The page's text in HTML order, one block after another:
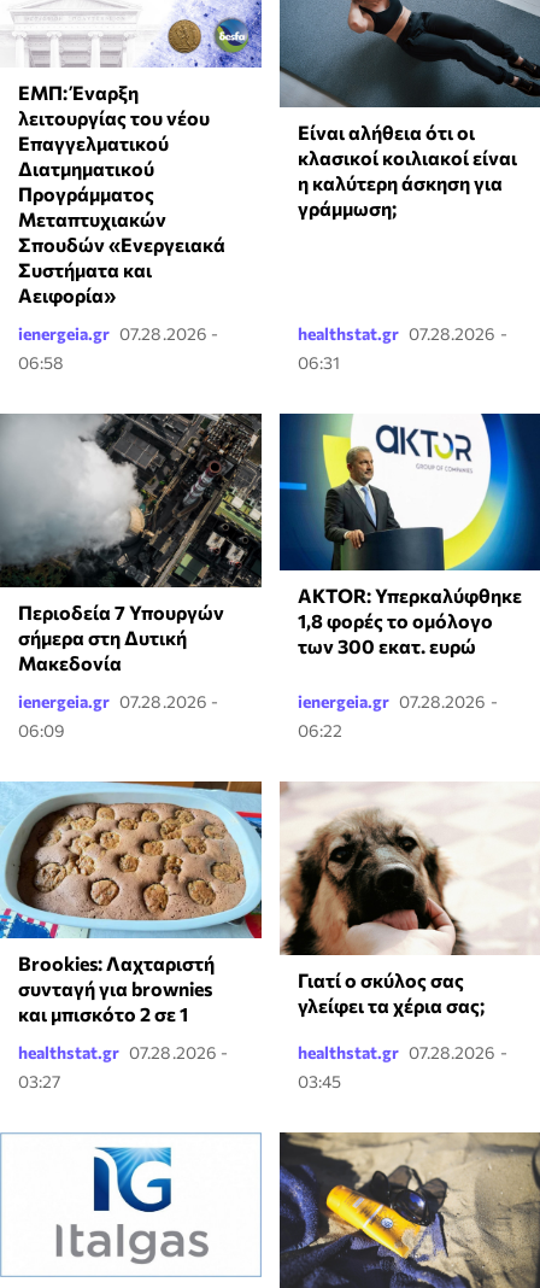
ΕΜΠ: Έναρξη
λειτουργίας του νέου
Επαγγελματικού
Διατμηματικού
Προγράμματος
Μεταπτυχιακών
Σπουδών «Ενεργειακά
Συστήματα και
Αειφορία»
ienergeia.gr 07.28.2026 -
06:58
Είναι αλήθεια ότι οι
κλασικοί κοιλιακοί είναι
η καλύτερη άσκηση για
γράμμωση;
healthstat.gr 07.28.2026 -
06:31
Περιοδεία 7 Υπουργών
σήμερα στη Δυτική
Μακεδονία
ienergeia.gr 07.28.2026 -
06:09
AKTOR: Υπερκαλύφθηκε
1,8 φορές το ομόλογο
των 300 εκατ. ευρώ
ienergeia.gr 07.28.2026 -
06:22
Brookies: Λαχταριστή
συνταγή για brownies
και μπισκότο 2 σε 1
healthstat.gr 07.28.2026 -
03:27
Γιατί ο σκύλος σας
γλείφει τα χέρια σας;
healthstat.gr 07.28.2026 -
03:45